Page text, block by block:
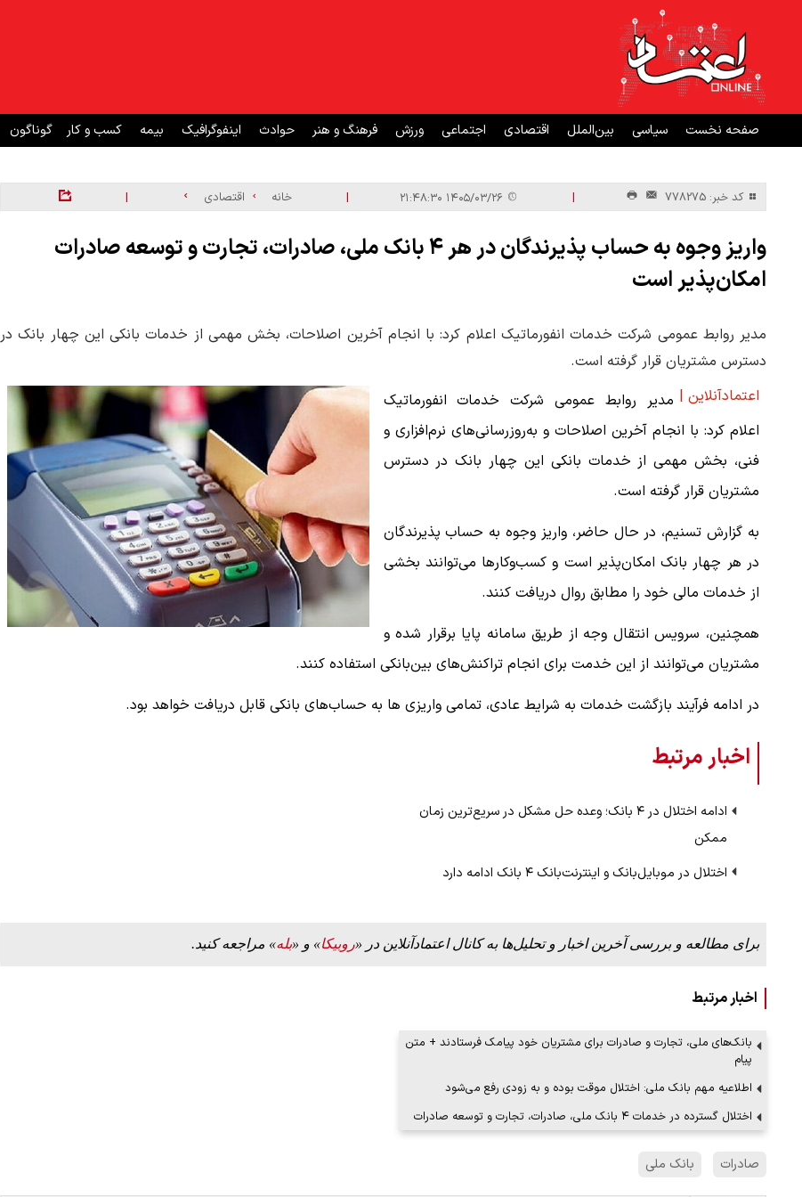
صفحه نخست سیاسی بین‌الملل اقتصادی اجتماعی ورزش فرهنگ و هنر حوادث اینفوگرافیک بیمه کسب و کار گوناگون
کد خبر: 778275 |
| خانه اقتصادی |
واریز وجوه به حساب پذیرندگان در هر ۴ بانک ملی، صادرات، تجارت و توسعه صادرات
امکان‌پذیر است
مدیر روابط عمومی شرکت خدمات انفورماتیک اعلام کرد: با انجام آخرین اصلاحات، بخش مهمی از خدمات بانکی این چهار بانک در
دسترس مشتریان قرار گرفته است.
اعتمادآنلاین | مدیر روابط عمومی شرکت خدمات انفورماتیک
اعلام کرد: با انجام آخرین اصلاحات و به‌روزرسانی‌های نرم‌افزاری و
فنی، بخش مهمی از خدمات بانکی این چهار بانک در دسترس
مشتریان قرار گرفته است.
به گزارش تسنیم، در حال حاضر، واریز وجوه به حساب پذیرندگان
در هر چهار بانک امکان‌پذیر است و کسب‌وکارها می‌توانند بخشی
از خدمات مالی خود را مطابق روال دریافت کنند.
همچنین، سرویس انتقال وجه از طریق سامانه پایا برقرار شده و
مشتریان می‌توانند از این خدمت برای انجام تراکنش‌های بین‌بانکی استفاده کنند.
در ادامه فرآیند بازگشت خدمات به شرایط عادی، تمامی واریزی ها به حساب‌های بانکی قابل دریافت خواهد بود.
اخبار مرتبط
ادامه اختلال‌ در ۴ بانک؛ وعده حل مشکل در سریع‌ترین زمان
ممکن
اختلال در موبایل‌بانک و اینترنت‌بانک ۴ بانک ادامه دارد
برای مطالعه و بررسی آخرین اخبار و تحلیل‌ها به کانال اعتمادآنلاین در «روبیکا» و «بله» مراجعه کنید.
اخبار مرتبط
بانک‌های ملی، تجارت و صادرات برای مشتریان خود پیامک فرستادند + متن
پیام
اطلاعیه مهم بانک ملی: اختلال موقت بوده و به زودی رفع می‌شود
اختلال گسترده در خدمات ۴ بانک ملی، صادرات، تجارت و توسعه صادرات
صادرات بانک ملی